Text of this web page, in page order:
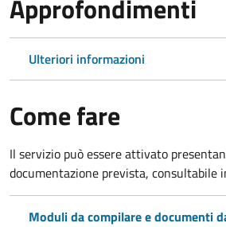
Approfondimenti
Ulteriori informazioni
Come fare
Il servizio può essere attivato
documentazione prevista, consultabile
Moduli da compilare e documenti